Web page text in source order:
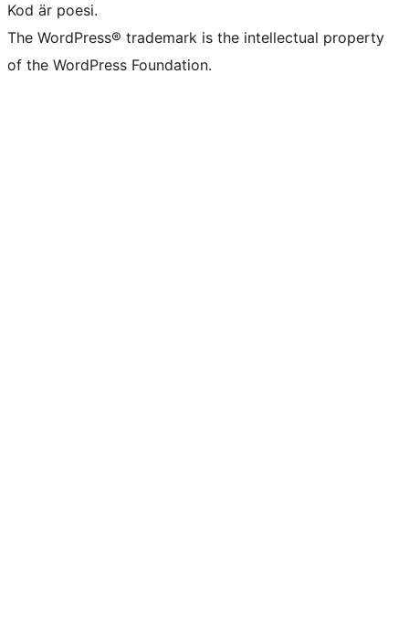
Kod är poesi.
The WordPress® trademark is the intellectual property
of the WordPress Foundation.